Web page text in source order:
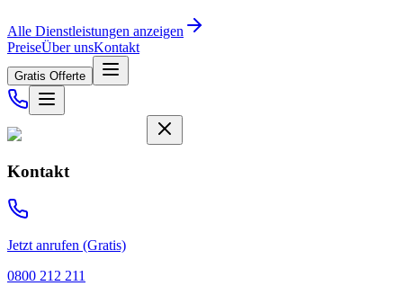
Alle Dienstleistungen anzeigen
PreiseÜber unsKontakt
Gratis Offerte
Kontakt
Jetzt anrufen (Gratis)
0800 212 211